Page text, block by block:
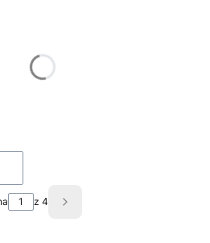
z 4 Następne produkty